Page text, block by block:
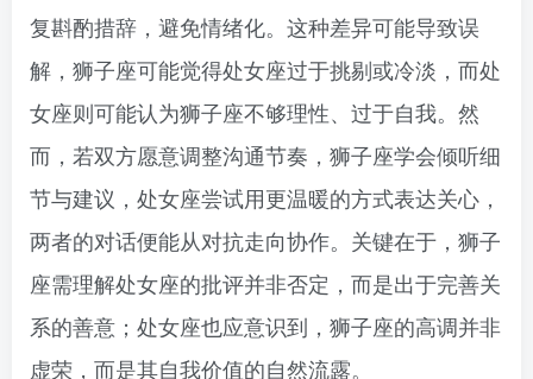
复斟酌措辞，避免情绪化。这种差异可能导致误
解，狮子座可能觉得处女座过于挑剔或冷淡，而处
女座则可能认为狮子座不够理性、过于自我。然
而，若双方愿意调整沟通节奏，狮子座学会倾听细
节与建议，处女座尝试用更温暖的方式表达关心，
两者的对话便能从对抗走向协作。关键在于，狮子
座需理解处女座的批评并非否定，而是出于完善关
系的善意；处女座也应意识到，狮子座的高调并非
虚荣，而是其自我价值的自然流露。